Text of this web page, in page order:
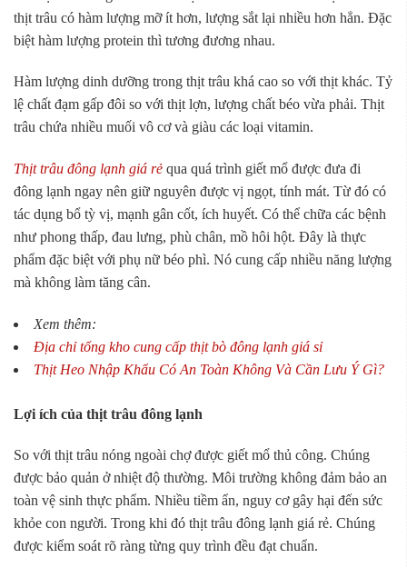
thịt trâu có hàm lượng mỡ ít hơn, lượng sắt lại nhiều hơn hẳn. Đặc
biệt hàm lượng protein thì tương đương nhau.
Hàm lượng dinh dưỡng trong thịt trâu khá cao so với thịt khác. Tỷ
lệ chất đạm gấp đôi so với thịt lợn, lượng chất béo vừa phải. Thịt
trâu chứa nhiều muối vô cơ và giàu các loại vitamin.
Thịt trâu đông lạnh giá rẻ qua quá trình giết mổ được đưa đi
đông lạnh ngay nên giữ nguyên được vị ngọt, tính mát. Từ đó có
tác dụng bổ tỳ vị, mạnh gân cốt, ích huyết. Có thể chữa các bệnh
như phong thấp, đau lưng, phù chân, mồ hôi hột. Đây là thực
phẩm đặc biệt với phụ nữ béo phì. Nó cung cấp nhiều năng lượng
mà không làm tăng cân.
Xem thêm:
Địa chỉ tổng kho cung cấp thịt bò đông lạnh giá sỉ
Thịt Heo Nhập Khẩu Có An Toàn Không Và Cần Lưu Ý Gì?
Lợi ích của thịt trâu đông lạnh
So với thịt trâu nóng ngoài chợ được giết mổ thủ công. Chúng
được bảo quản ở nhiệt độ thường. Môi trường không đảm bảo an
toàn vệ sinh thực phẩm. Nhiều tiềm ẩn, nguy cơ gây hại đến sức
khỏe con người. Trong khi đó thịt trâu đông lạnh giá rẻ. Chúng
được kiểm soát rõ ràng từng quy trình đều đạt chuẩn.